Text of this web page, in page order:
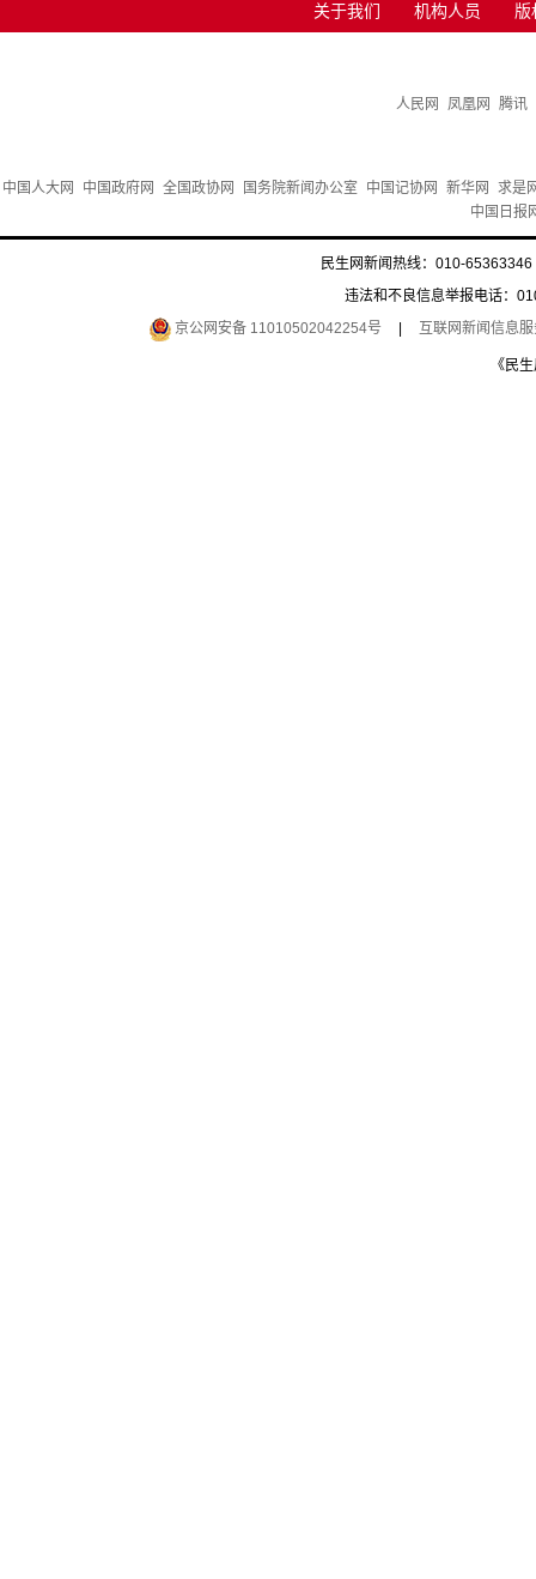
关于我们 机构人员 版
人民网 凤凰网 腾讯
中国人大网 中国政府网 全国政协网 国务院新闻办公室 中国记协网 新华网
求是
中国日报
民生网新闻热线：010-
违法和不良信息举报电话：
京公网安备 11010502042254号
互联网新闻信息
《民